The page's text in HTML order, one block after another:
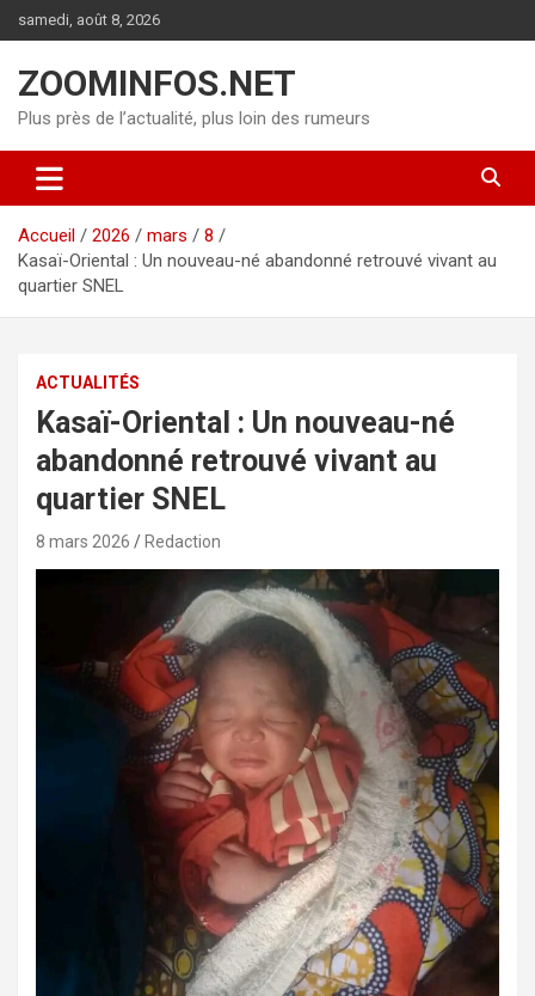
au
samedi, août 8, 2026
ZOOMINFOS.NET
Plus près de l’actualité, plus loin des rumeurs
Accueil 2026 mars
8
Kasaï-Oriental : Un nouveau-né abandonné retrouvé vivant au
quartier SNEL
ACTUALITÉS
Kasaï-Oriental : Un nouveau-né
abandonné retrouvé vivant au
quartier SNEL
8 mars 2026 Redaction